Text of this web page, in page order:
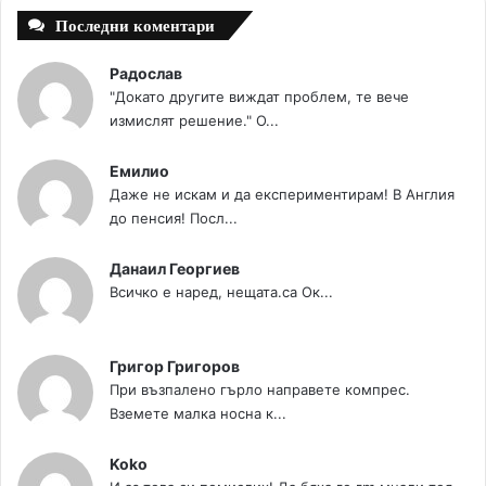
Последни коментари
Радослав
"Докато другите виждат проблем, те вече
измислят решение." О...
Емилио
Даже не искам и да експериментирам! В Англия
до пенсия! Посл...
Данаил Георгиев
Всичко е наред, нещата.са Ок...
Григор Григоров
При възпалено гърло направете компрес.
Вземете малка носна к...
Koko